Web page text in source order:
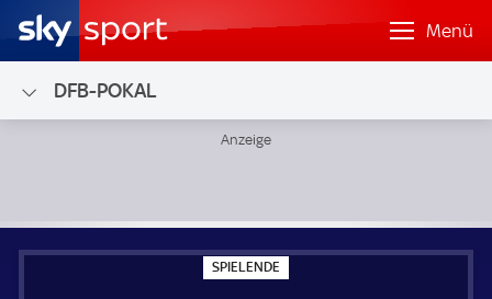
Menü
DFB-POKAL
SPIELENDE
P